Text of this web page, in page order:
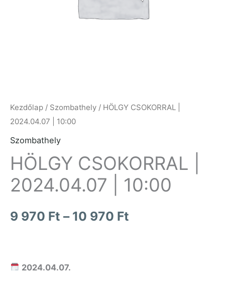
Kezdőlap / Szombathely / HÖLGY CSOKORRAL |
2024.04.07 | 10:00
Szombathely
HÖLGY CSOKORRAL |
2024.04.07 | 10:00
9 970 Ft – 10 970 Ft
2024.04.07.